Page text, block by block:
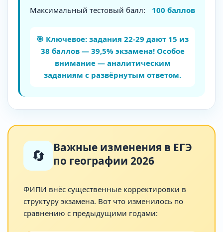
Максимальный тестовый балл: 100 баллов
🎯 Ключевое: задания 22-29 дают 15 из
38 баллов — 39,5% экзамена! Особое
внимание — аналитическим
заданиям с развёрнутым ответом.
🔄
Важные изменения в ЕГЭ
по географии 2026
ФИПИ внёс существенные корректировки в
структуру экзамена. Вот что изменилось по
сравнению с предыдущими годами: